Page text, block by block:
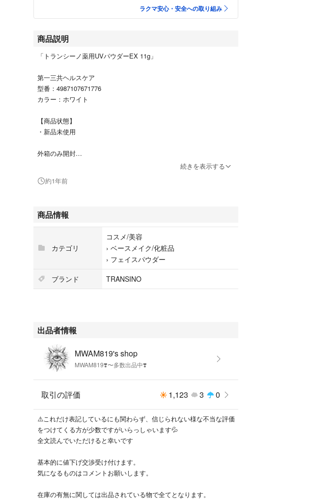
ラクマ安心・安全への取り組み
商品説明
「トランシーノ薬用UVパウダーEX 11g」
第一三共ヘルスケア
型番：4987107671776
カラー：ホワイト
【商品状態】
・新品未使用
外箱のみ開封
#コスメ/美容
#ベースメイク/化粧品
#メイクアップ
続きを表示する
約1年前
商品情報
カテゴリ
コスメ/美容
› ベースメイク/化粧品
› フェイスパウダー
ブランド
TRANSINO
出品者情報
MWAM819's shop
MWAM819❣️〜多数出品中❣️
取引の評価 1,123 3 0
⚠️これだけ表記しているにも関わらず、信じられない様な不当な評価
をつけてくる方が少数ですがいらっしゃいます💦
全文読んでいただけると幸いです
基本的に値下げ交渉受け付けます。
気になるものはコメントお願いします。
在庫の有無に関しては出品されている物で全てとなります。